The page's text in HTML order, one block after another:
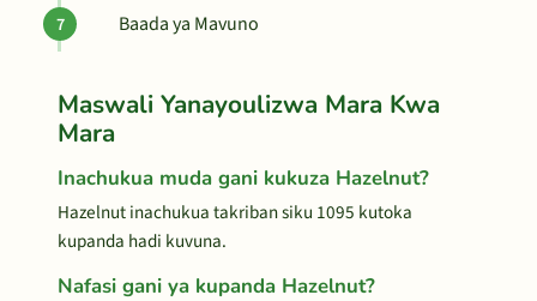
Baada ya Mavuno
Maswali Yanayoulizwa Mara Kwa
Mara
Inachukua muda gani kukuza Hazelnut?
Hazelnut inachukua takriban siku 1095 kutoka
kupanda hadi kuvuna.
Nafasi gani ya kupanda Hazelnut?